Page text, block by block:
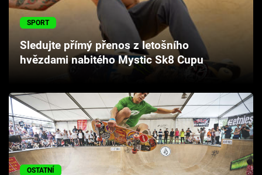
Cool Esport
Pořady
Sledujte prima+
Přihlášení
SPORT
Sledujte přímý přenos z letošního
hvězdami nabitého Mystic Sk8 Cupu
OSTATNÍ